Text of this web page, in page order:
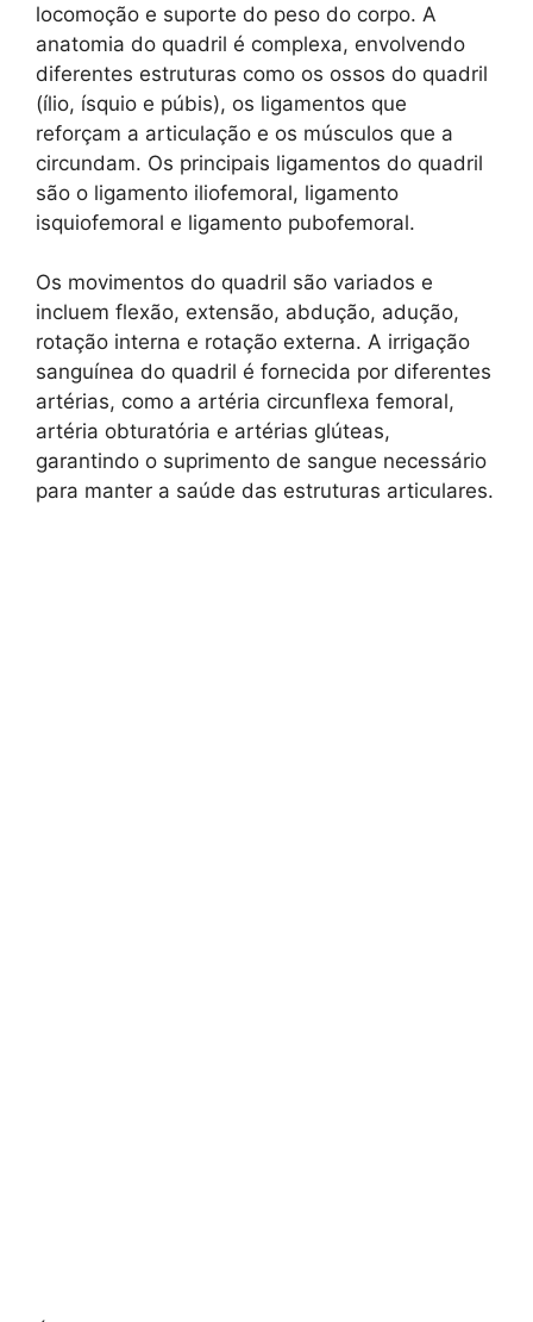
locomoção e suporte do peso do corpo. A
anatomia do quadril é complexa, envolvendo
diferentes estruturas como os ossos do quadril
(ílio, ísquio e púbis), os ligamentos que
reforçam a articulação e os músculos que a
circundam. Os principais ligamentos do quadril
são o ligamento iliofemoral, ligamento
isquiofemoral e ligamento pubofemoral.
Os movimentos do quadril são variados e
incluem flexão, extensão, abdução, adução,
rotação interna e rotação externa. A irrigação
sanguínea do quadril é fornecida por diferentes
artérias, como a artéria circunflexa femoral,
artéria obturatória e artérias glúteas,
garantindo o suprimento de sangue necessário
para manter a saúde das estruturas articulares.